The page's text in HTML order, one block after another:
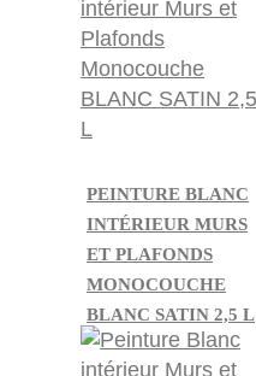
PEINTURE BLANC
INTÉRIEUR MURS
ET PLAFONDS
MONOCOUCHE
BLANC SATIN 2,5 L